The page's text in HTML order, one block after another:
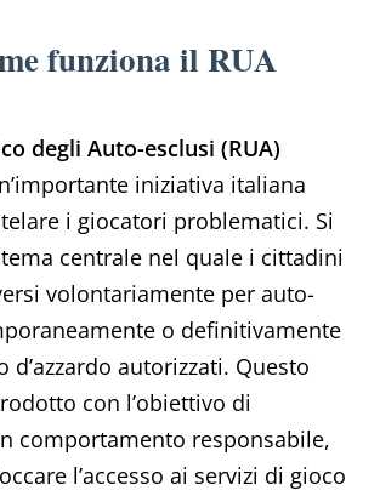
funziona il RUA
degli Auto-esclusi (RUA)
iniziativa italiana
i giocatori problematici. Si
centrale nel quale i cittadini
volontariamente per auto-
o definitivamente
d’azzardo autorizzati. Questo
con l’obiettivo di
comportamento responsabile,
l’accesso ai servizi di gioco